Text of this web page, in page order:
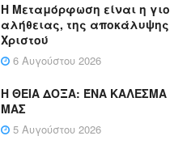
Η Μεταμόρφωση είναι η
αλήθειας, της αποκάλυψης
Χριστού
6 Αυγούστου 2026
Η ΘΕΙΑ ΔΟΞΑ: ΈΝΑ ΚΑΛΕΣΜΑ
ΜΑΣ
5 Αυγούστου 2026